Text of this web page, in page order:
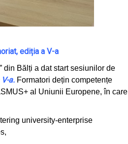
ediția a V-a
din Bălți a dat start sesiunilor de
a. Formatori dețin competențe
al Uniunii Europene, în care
university-enterprise